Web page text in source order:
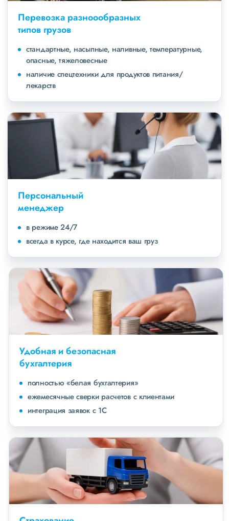
Перевозка разноообразных
типов грузов
стандартные, насыпные, наливные, температурные,
опасные, тяжеловесные
наличие спецтехники для продуктов питания/
лекарств
Персональный
менеджер
в режиме 24/7
всегда в курсе, где находится ваш груз
Удобная и безопасная
бухгалтерия
полностью «белая бухгалтерия»
ежемесячные сверки расчетов с клиентами
интеграция заявок с 1С